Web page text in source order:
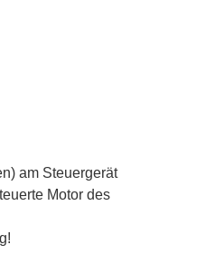
am Steuergerät
Motor des